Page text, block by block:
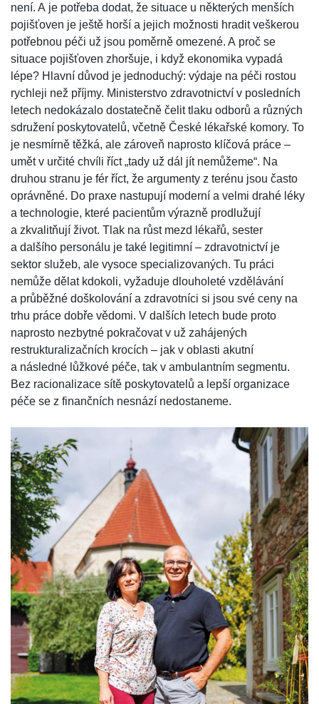
není. A je potřeba dodat, že situace u některých menších
pojišťoven je ještě horší a jejich možnosti hradit veškerou
potřebnou péči už jsou poměrně omezené. A proč se
situace pojišťoven zhoršuje, i když ekonomika vypadá
lépe? Hlavní důvod je jednoduchý: výdaje na péči rostou
rychleji než příjmy. Ministerstvo zdravotnictví v posledních
letech nedokázalo dostatečně čelit tlaku odborů a různých
sdružení poskytovatelů, včetně České lékařské komory. To
je nesmírně těžká, ale zároveň naprosto klíčová práce –
umět v určité chvíli říct „tady už dál jít nemůžeme“. Na
druhou stranu je fér říct, že argumenty z terénu jsou často
oprávněné. Do praxe nastupují moderní a velmi drahé léky
a technologie, které pacientům výrazně prodlužují
a zkvalitňují život. Tlak na růst mezd lékařů, sester
a dalšího personálu je také legitimní – zdravotnictví je
sektor služeb, ale vysoce specializovaných. Tu práci
nemůže dělat kdokoli, vyžaduje dlouholeté vzdělávání
a průběžné doškolování a zdravotníci si jsou své ceny na
trhu práce dobře vědomi. V dalších letech bude proto
naprosto nezbytné pokračovat v už zahájených
restrukturalizačních krocích – jak v oblasti akutní
a následné lůžkové péče, tak v ambulantním segmentu.
Bez racionalizace sítě poskytovatelů a lepší organizace
péče se z finančních nesnází nedostaneme.